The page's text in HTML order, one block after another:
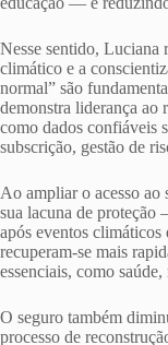
Nesse sentido, Luciana
climático e a
normal” são
demonstra liderança ao
como dados confiáveis
subscrição, gestão de
Ao ampliar o acesso
sua lacuna de proteção
após eventos climáticos
recuperam-se mais
essenciais, como
O seguro também
processo de